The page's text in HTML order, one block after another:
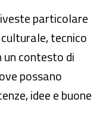
particolare
tecnico
un contesto di
possano
idee e buone